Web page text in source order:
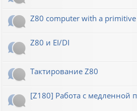
Z80 computer with a
Z80 и EI/DI
Тактирование Z80
[Z180] Работа с медленной